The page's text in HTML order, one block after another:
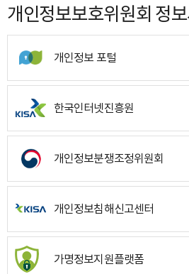
개인정보보호위원회 정
개인정보 포털
한국인터넷진흥원
개인정보분쟁조정위원회
개인정보침해신고센터
가명정보지원플랫폼